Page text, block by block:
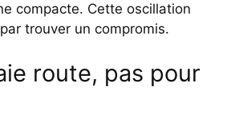
compacte. Cette oscillation
trouver un compromis.
route, pas pour